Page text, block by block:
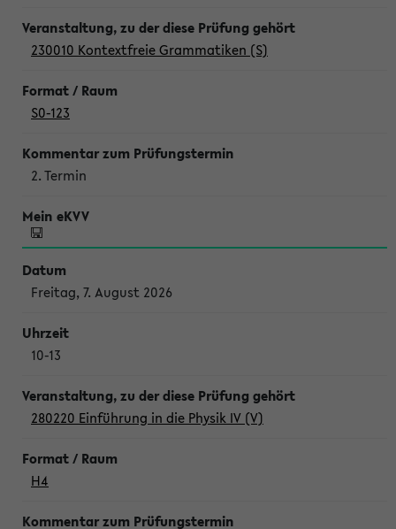
230010 Kontextfreie Grammatiken (S)
S0-123
2. Termin
Freitag, 7. August 2026
10-13
280220 Einführung in die Physik IV (V)
H4